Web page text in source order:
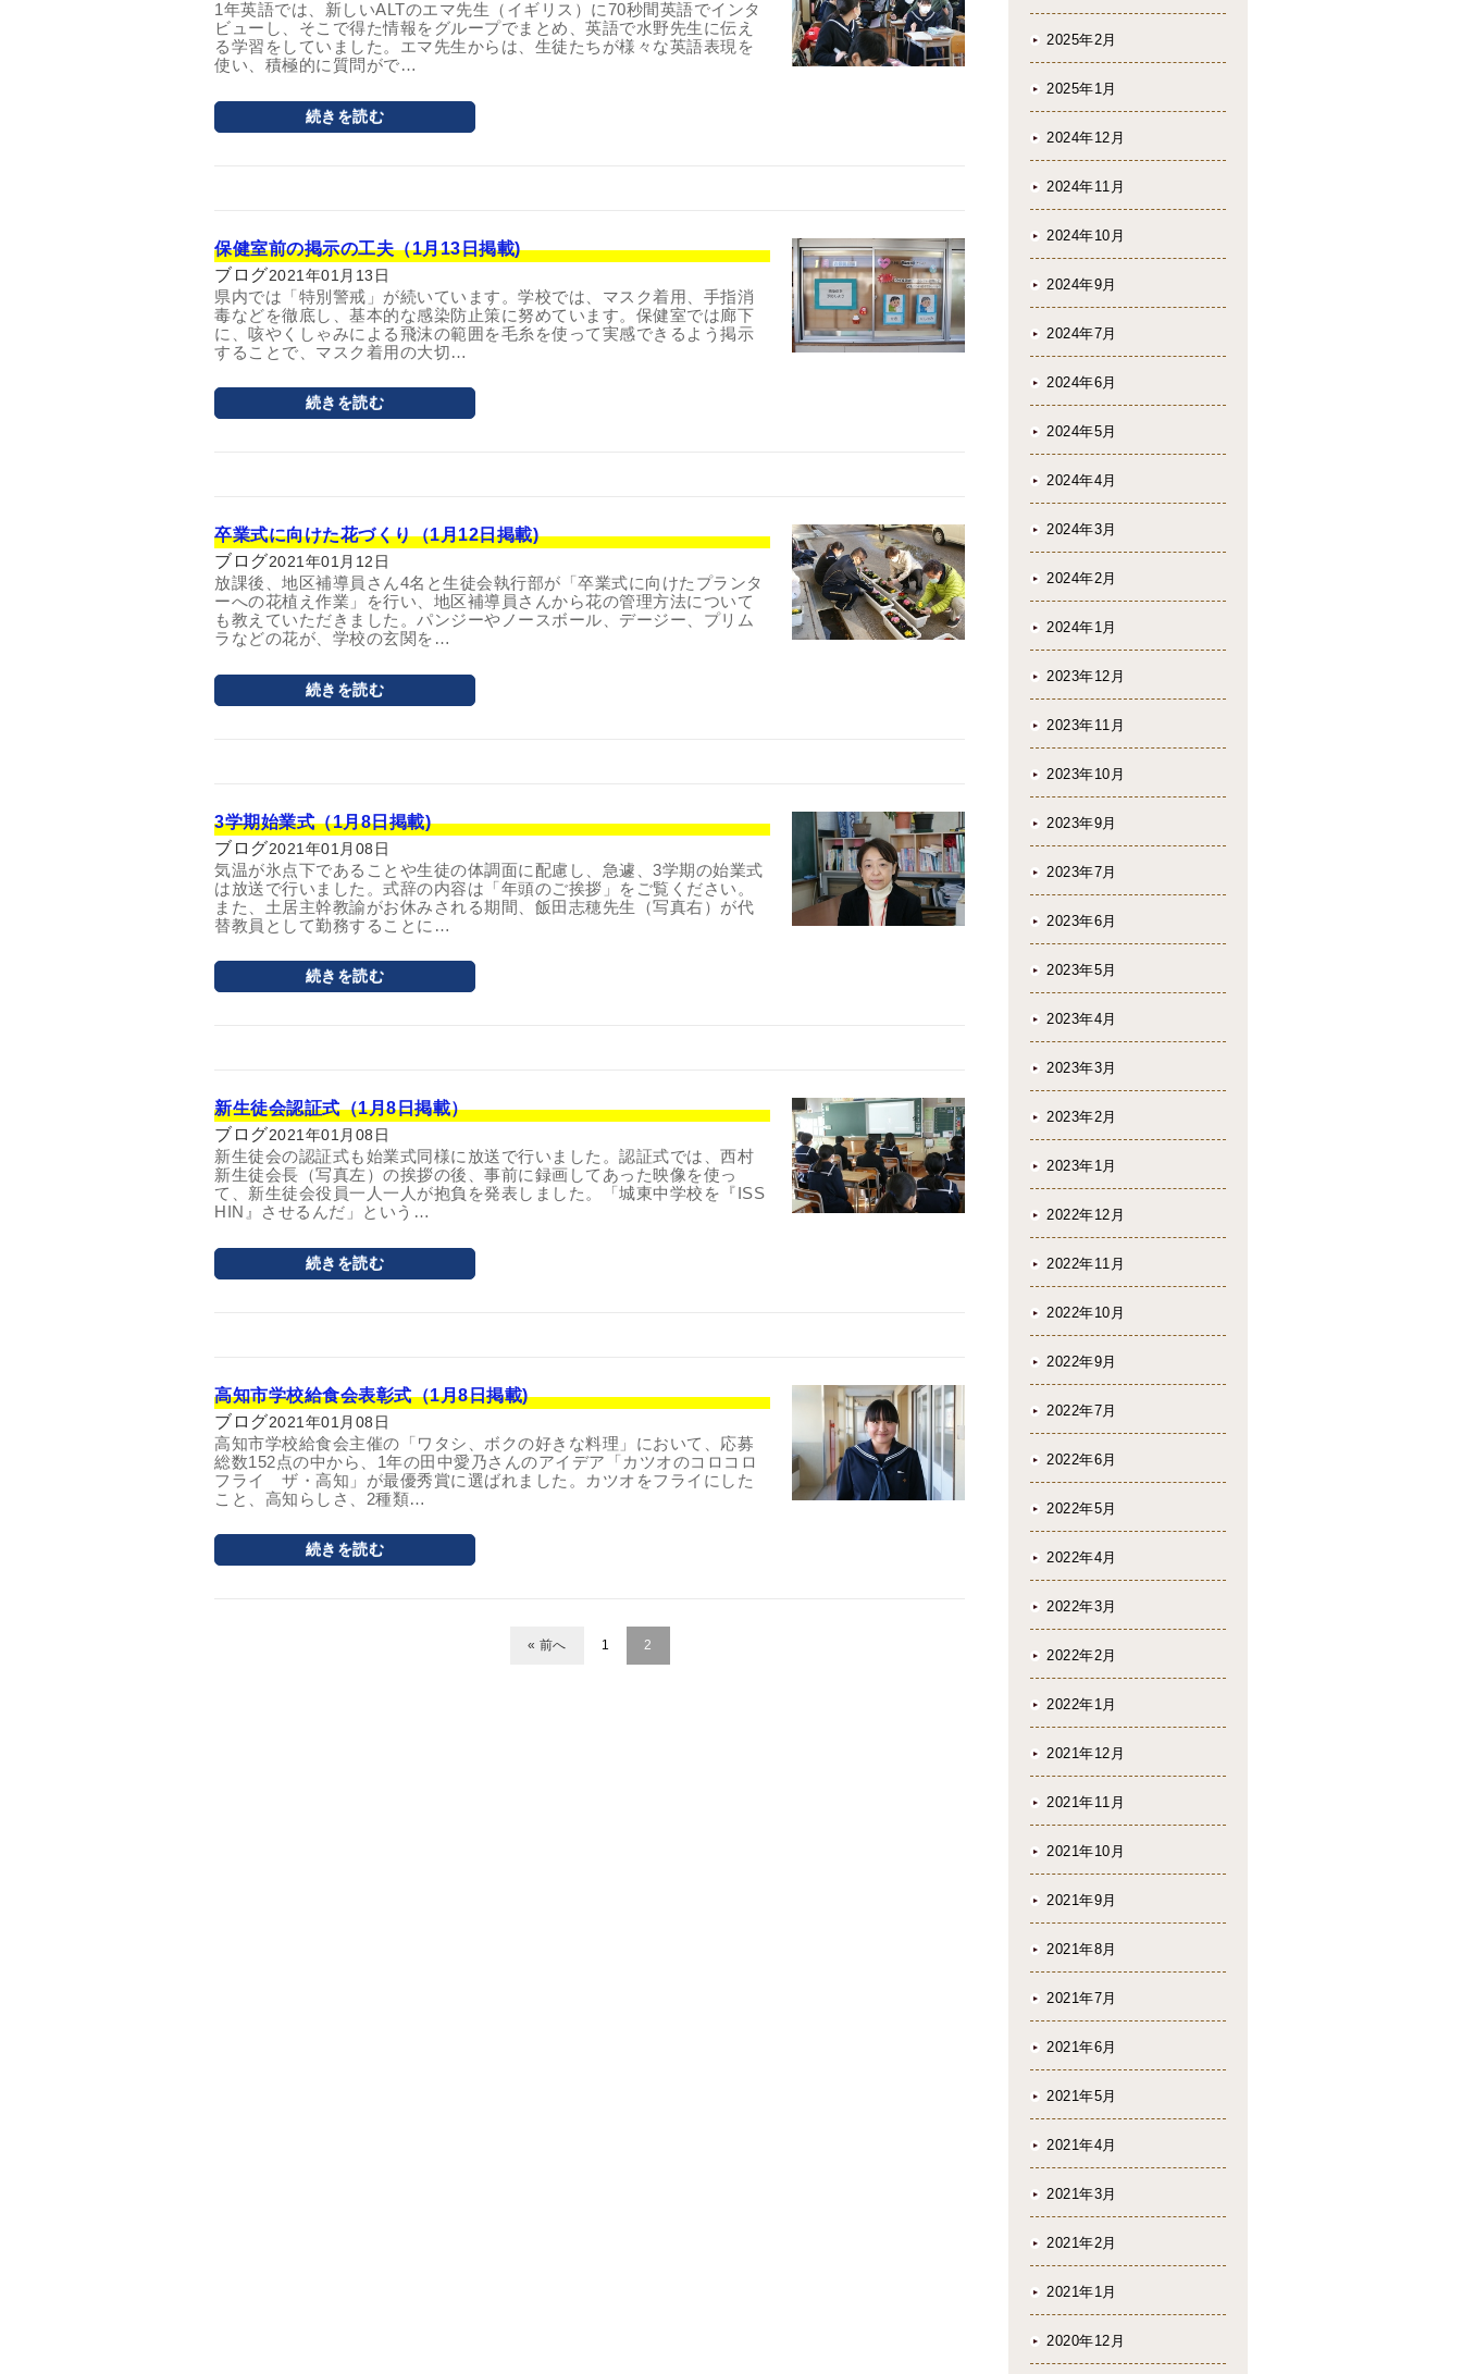
1年英語では、新しいALTのエマ先生（イギリス）に70秒間英語でインタ
ビューし、そこで得た情報をグループでまとめ、英語で水野先生に伝え
る学習をしていました。エマ先生からは、生徒たちが様々な英語表現を
使い、積極的に質問がで…
続きを読む
保健室前の掲示の工夫（1月13日掲載)
ブログ2021年01月13日
県内では「特別警戒」が続いています。学校では、マスク着用、手指消
毒などを徹底し、基本的な感染防止策に努めています。保健室では廊下
に、咳やくしゃみによる飛沫の範囲を毛糸を使って実感できるよう掲示
することで、マスク着用の大切…
続きを読む
卒業式に向けた花づくり（1月12日掲載)
ブログ2021年01月12日
放課後、地区補導員さん4名と生徒会執行部が「卒業式に向けたプランタ
ーへの花植え作業」を行い、地区補導員さんから花の管理方法について
も教えていただきました。パンジーやノースボール、デージー、プリム
ラなどの花が、学校の玄関を…
続きを読む
3学期始業式（1月8日掲載)
ブログ2021年01月08日
気温が氷点下であることや生徒の体調面に配慮し、急遽、3学期の始業式
は放送で行いました。式辞の内容は「年頭のご挨拶」をご覧ください。
また、土居主幹教諭がお休みされる期間、飯田志穂先生（写真右）が代
替教員として勤務することに…
続きを読む
新生徒会認証式（1月8日掲載）
ブログ2021年01月08日
新生徒会の認証式も始業式同様に放送で行いました。認証式では、西村
新生徒会長（写真左）の挨拶の後、事前に録画してあった映像を使っ
て、新生徒会役員一人一人が抱負を発表しました。「城東中学校を『ISS
HIN』させるんだ」という…
続きを読む
高知市学校給食会表彰式（1月8日掲載)
ブログ2021年01月08日
高知市学校給食会主催の「ワタシ、ボクの好きな料理」において、応募
総数152点の中から、1年の田中愛乃さんのアイデア「カツオのコロコロ
フライ ザ・高知」が最優秀賞に選ばれました。カツオをフライにした
こと、高知らしさ、2種類…
続きを読む
« 前へ 1 2
2025年2月
2025年1月
2024年12月
2024年11月
2024年10月
2024年9月
2024年7月
2024年6月
2024年5月
2024年4月
2024年3月
2024年2月
2024年1月
2023年12月
2023年11月
2023年10月
2023年9月
2023年7月
2023年6月
2023年5月
2023年4月
2023年3月
2023年2月
2023年1月
2022年12月
2022年11月
2022年10月
2022年9月
2022年7月
2022年6月
2022年5月
2022年4月
2022年3月
2022年2月
2022年1月
2021年12月
2021年11月
2021年10月
2021年9月
2021年8月
2021年7月
2021年6月
2021年5月
2021年4月
2021年3月
2021年2月
2021年1月
2020年12月